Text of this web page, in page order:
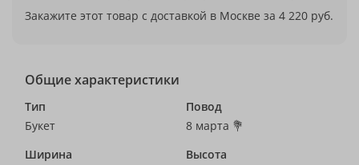
Закажите этот товар с доставкой в Москве за 4 220 руб.
Общие характеристики
Тип
Букет
Повод
8 марта 💐
Ширина
Высота